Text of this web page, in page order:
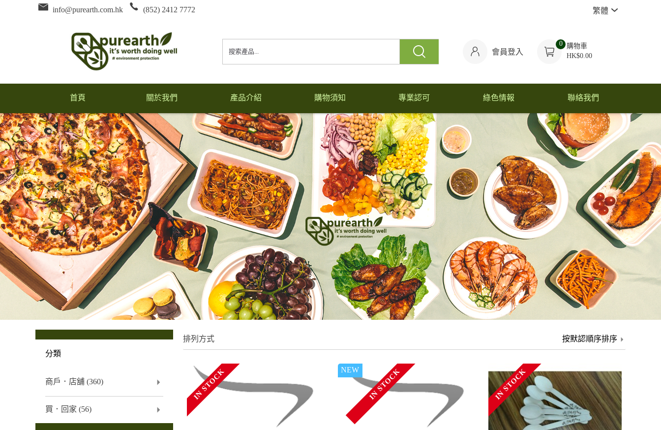
info@purearth.com.hk (852) 2412 7772 繁體
會員登入
0 購物車
HK$0.00
首頁 關於我們 產品介紹 購物須知 專業認可 綠色情報 聯絡我們
分類
商戶．店舖 (360)
買．回家 (56)
排列方式
IN STOCK NEW IN STOCK IN STOCK